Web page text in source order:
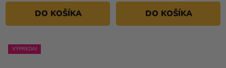
DO KOŠÍKA DO KOŠÍKA
VÝPREDAJ